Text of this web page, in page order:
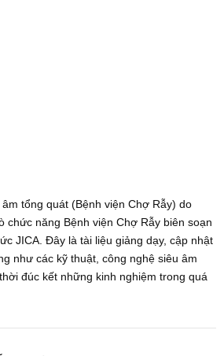
tổng quát (Bệnh viện Chợ Rẫy) do
chức năng Bệnh viện Chợ Rẫy biên soạn
JICA. Đây là tài liệu giảng dạy, cập nhật
như các kỹ thuật, công nghệ siêu âm
đúc kết những kinh nghiệm trong quá